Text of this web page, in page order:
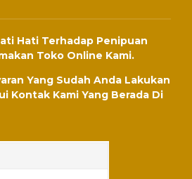
Hati Terhadap Penipuan
Toko Online Kami.
Yang Sudah Anda Lakukan
Kontak Kami Yang Berada Di